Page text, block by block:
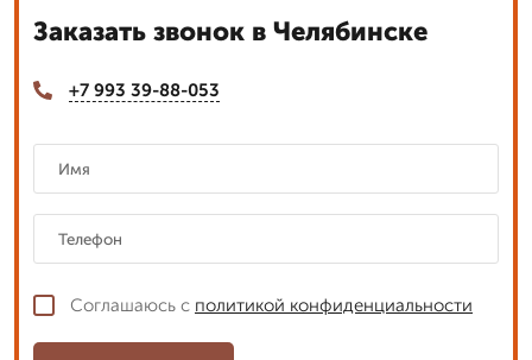
Заказать звонок в Челябинске
+7 993 39-88-053
Соглашаюсь с политикой конфиденциальности